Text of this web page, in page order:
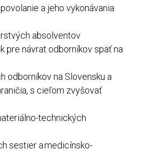
a jeho vykonávania
absolventov
pre návrat odborníkov späť na
odborníkov na Slovensku a
s cieľom zvyšovať
technických
sestier a medicínsko-